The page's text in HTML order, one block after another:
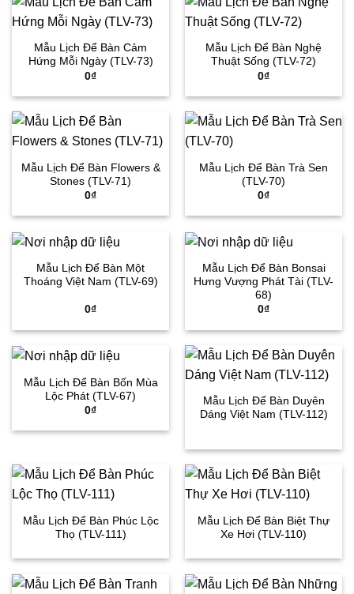
Mẫu Lịch Để Bàn Cảm
Hứng Mỗi Ngày (TLV-73)
0₫
Mẫu Lịch Để Bàn Nghệ
Thuật Sống (TLV-72)
0₫
Mẫu Lịch Để Bàn Flowers &
Stones (TLV-71)
0₫
Mẫu Lịch Để Bàn Trà Sen
(TLV-70)
0₫
Mẫu Lịch Để Bàn Một
Thoáng Việt Nam (TLV-69)
0₫
Mẫu Lịch Để Bàn Bonsai
Hưng Vượng Phát Tài (TLV-
68)
0₫
Mẫu Lịch Để Bàn Bốn Mùa
Lộc Phát (TLV-67)
0₫
Mẫu Lịch Để Bàn Duyên
Dáng Việt Nam (TLV-112)
Mẫu Lịch Để Bàn Phúc Lộc
Thọ (TLV-111)
Mẫu Lịch Để Bàn Biệt Thự
Xe Hơi (TLV-110)